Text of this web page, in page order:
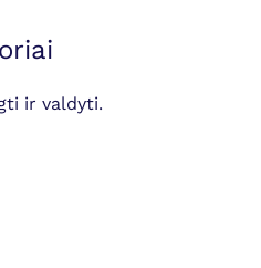
ir valdyti.